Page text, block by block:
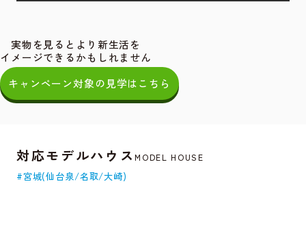
実物を見るとより新生活を
イメージできるかもしれません
キャンペーン対象の見学はこちら
対応モデルハウスMODEL HOUSE
#宮城(仙台泉/名取/大崎)